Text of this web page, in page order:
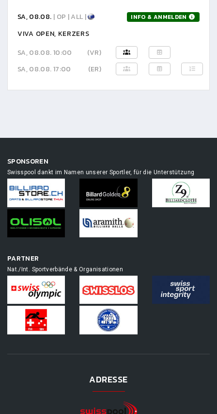
SA, 08.08. | OP | ALL | INFO & ANMELDEN
VIVA OPEN, KERZERS
SA, 08.08. 10:00
(VR)
SA, 08.08. 17:00
(ER)
SPONSOREN
Swisspool dankt im Namen unserer Sportler, für die Unterstützung
PARTNER
Nat./Int. Sportverbände & Organisationen
ADRESSE